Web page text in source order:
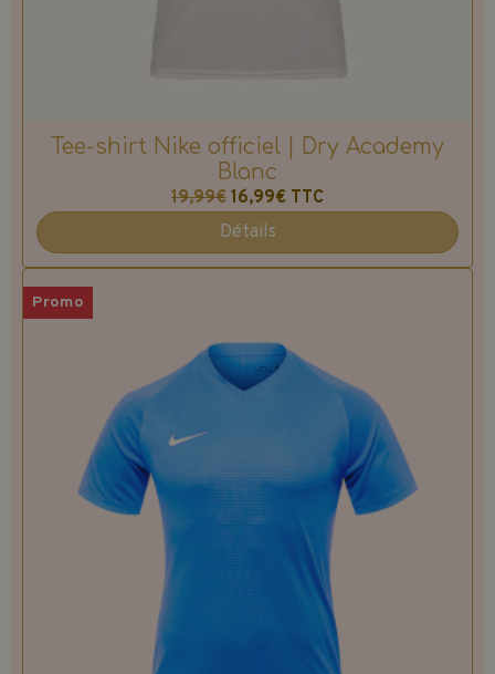
Tee-shirt Nike officiel | Dry Academy
Blanc
19,99€ 16,99€ TTC
Détails
Promo